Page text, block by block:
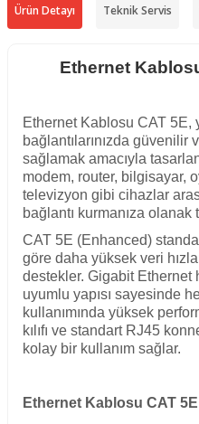
Ürün Detayı Teknik Servis
Ethernet
Ethernet Kablosu CAT 5E,
bağlantılarınızda
sağlamak amacıyla
modem, router, bilgisayar,
televizyon gibi cihazlar
bağlantı kurmanıza olanak
CAT 5E (Enhanced)
göre daha yüksek veri
destekler. Gigabit Ethernet
uyumlu yapısı sayesinde
kullanımında yüksek
kılıfı ve standart RJ45
kolay bir kullanım sağlar.
Ethernet Kablosu CAT